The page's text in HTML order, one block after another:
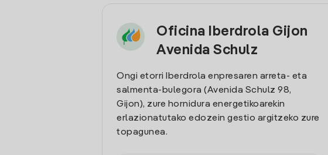
Oficina Iberdrola Gijon
Avenida Schulz
Ongi etorri Iberdrola enpresaren arreta- eta
salmenta-bulegora (Avenida Schulz 98,
Gijon), zure hornidura energetikoarekin
erlazionatutako edozein gestio argitzeko zure
topagunea.